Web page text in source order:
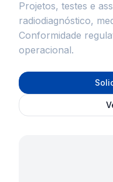
Projetos, testes e
radiodiagnóstico,
Conformidade
operacional.